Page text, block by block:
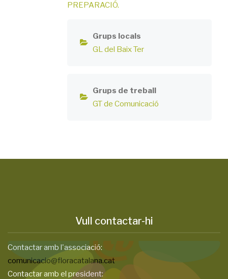
PREPARACIÓ.
Grups locals
GL del Baix Ter
Grups de treball
GT de Comunicació
Vull contactar-hi
Contactar amb l'associació:
comunicacio@floracatalana.cat
Contactar amb el president: